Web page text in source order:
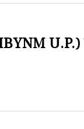
U.P.)